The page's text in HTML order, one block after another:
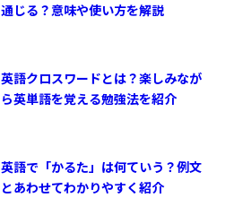
通じる？意味や使い方を解説
英語クロスワードとは？楽しみなが
ら英単語を覚える勉強法を紹介
英語で「かるた」は何ていう？例文
とあわせてわかりやすく紹介